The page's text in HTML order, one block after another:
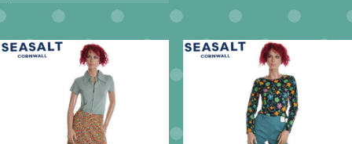
heeft
meerdere
variaties.
Deze
optie
heeft
meerdere
variaties.
Deze
optie
kan